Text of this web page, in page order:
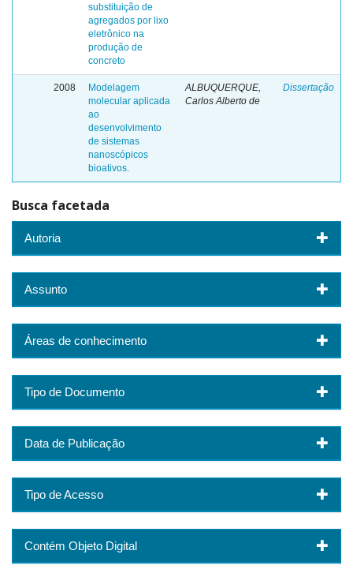
substituição de
agregados por lixo
eletrônico na
produção de
concreto
2008
Modelagem
molecular aplicada
ao
desenvolvimento
de sistemas
nanoscópicos
bioativos.
ALBUQUERQUE,
Carlos Alberto de
Dissertação
Busca facetada
Autoria
Assunto
Áreas de conhecimento
Tipo de Documento
Data de Publicação
Tipo de Acesso
Contém Objeto Digital